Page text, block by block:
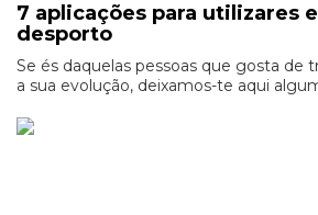
7 aplicações para utilizares
desporto
Se és daquelas pessoas que gosta de
a sua evolução, deixamos-te aqui